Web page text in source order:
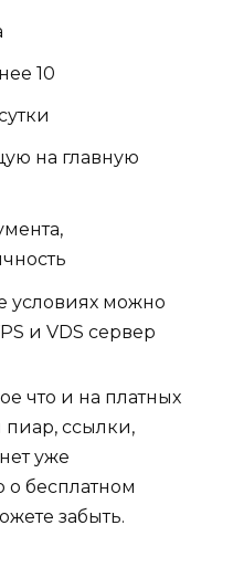
10
на главную
условиях можно
и VDS сервер
что и на платных
ссылки,
уже
о бесплатном
забыть.